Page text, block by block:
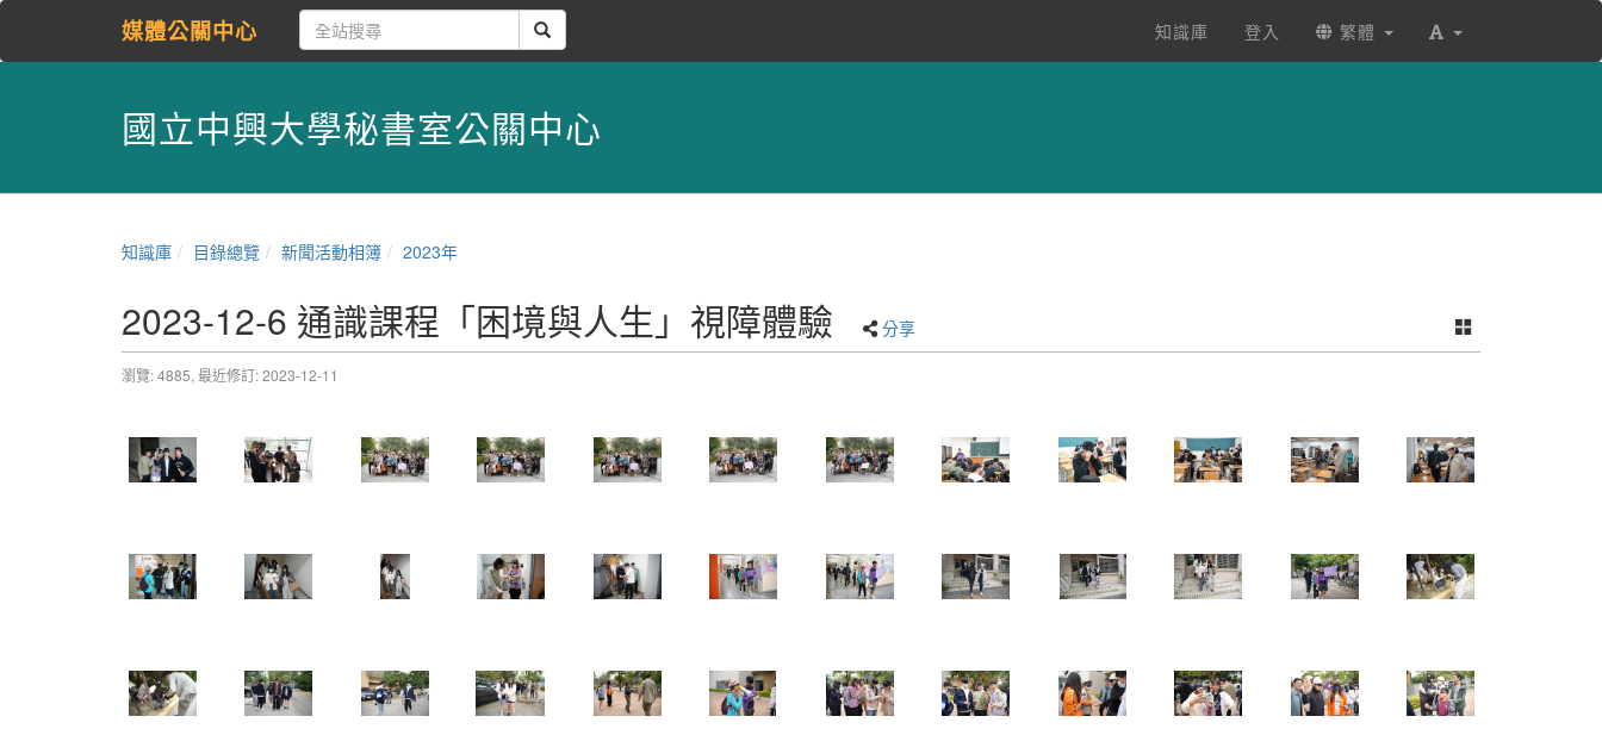
媒體公關中心 知識庫 登入 繁體
國立中興大學秘書室公關中心
知識庫 目錄總覽 新聞活動相簿 2023年
2023-12-6 通識課程「困境與人生」視障體驗 分享
瀏覽: 4885, 最近修訂: 2023-12-11